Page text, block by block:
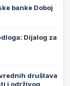
banke Doboj
Dijalog za
društava
i održivog